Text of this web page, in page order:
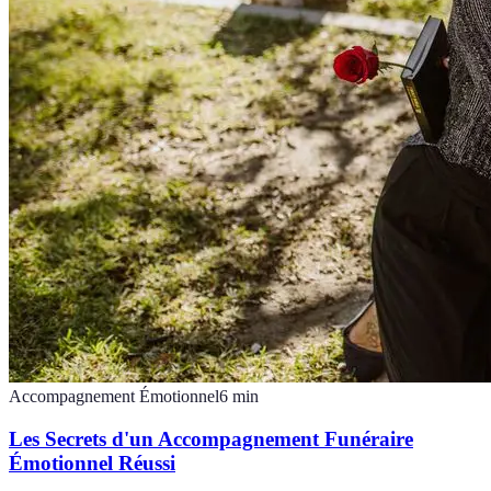
Accompagnement Émotionnel6 min
Les Secrets d'un Accompagnement Funéraire
Émotionnel Réussi